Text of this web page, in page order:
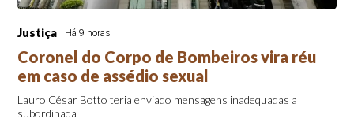
Justiça Há 9 horas
Coronel do Corpo de Bombeiros vira réu
em caso de assédio sexual
Lauro César Botto teria enviado mensagens inadequadas a
subordinada